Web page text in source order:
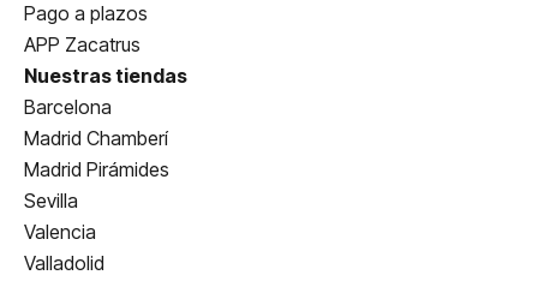
Pago a plazos
APP Zacatrus
Nuestras tiendas
Barcelona
Madrid Chamberí
Madrid Pirámides
Sevilla
Valencia
Valladolid